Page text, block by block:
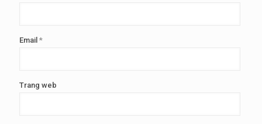
Email *
Trang web